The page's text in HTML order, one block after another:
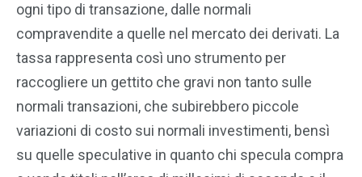
ogni tipo di transazione, dalle normali
compravendite a quelle nel mercato dei derivati. La
tassa rappresenta così uno strumento per
raccogliere un gettito che gravi non tanto sulle
normali transazioni, che subirebbero piccole
variazioni di costo sui normali investimenti, bensì
su quelle speculative in quanto chi specula compra